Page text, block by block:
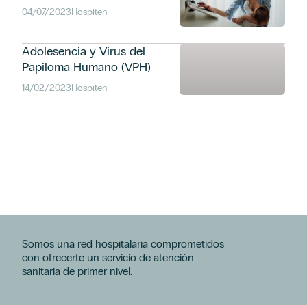
04/07/2023Hospiten
Adolesencia y Virus del
Papiloma Humano (VPH)
14/02/2023Hospiten
Somos una red hospitalaria comprometidos
con ofrecerte un servicio de atención
sanitaria de primer nivel.